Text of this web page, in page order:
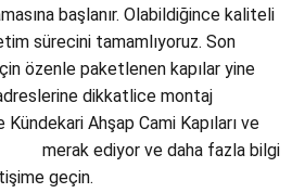
başlanır. Olabildiğince kaliteli
sürecini tamamlıyoruz. Son
özenle paketlenen kapılar yine
dikkatlice montaj
Ahşap Cami Kapıları ve
merak ediyor ve daha fazla bilgi
geçin.